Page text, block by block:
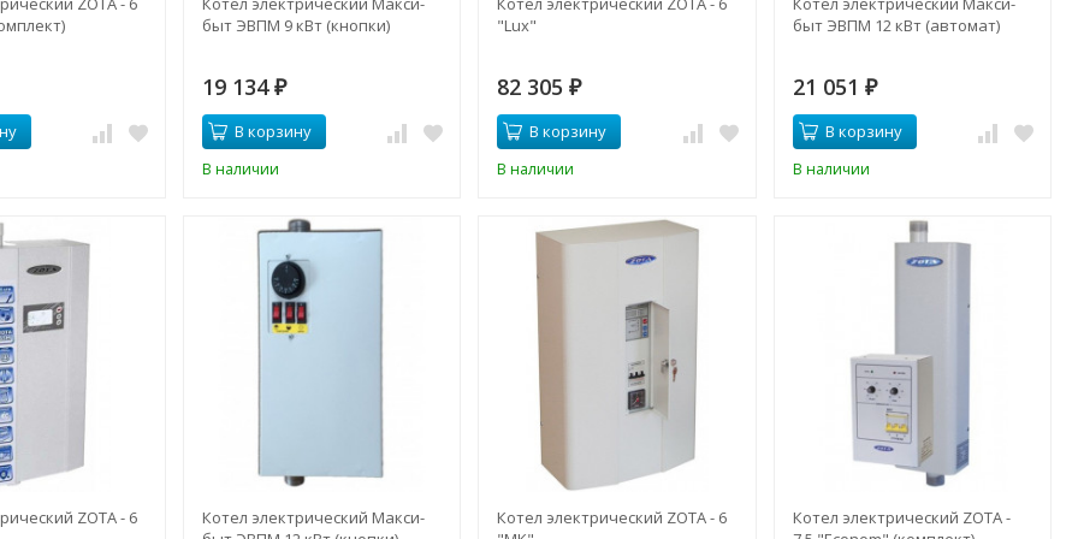
быт ЭВПМ 9 кВт (кнопки)
19 134 ₽
В корзину
В наличии
"Lux"
82 305₽
В корзину
В наличии
быт ЭВПМ 12 кВт (автомат)
21 051 ₽
В корзину
В наличии
ZOTA - 6
Котел электрический Макси-
Котел электрический ZOTA - 6
Котел электрический ZOTA -